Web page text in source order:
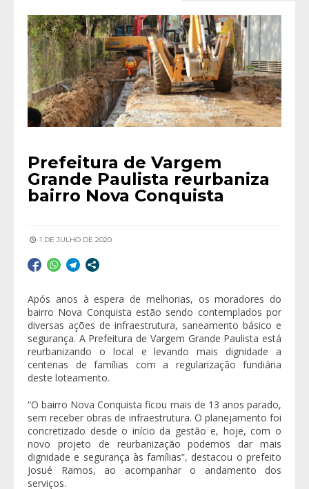
Prefeitura de Vargem
Grande Paulista reurbaniza
bairro Nova Conquista
1 DE JULHO DE 2020
Após anos à espera de melhorias, os moradores do
bairro Nova Conquista estão sendo contemplados por
diversas ações de infraestrutura, saneamento básico e
segurança. A Prefeitura de Vargem Grande Paulista está
reurbanizando o local e levando mais dignidade a
centenas de famílias com a regularização fundiária
deste loteamento.
“O bairro Nova Conquista ficou mais de 13 anos parado,
sem receber obras de infraestrutura. O planejamento foi
concretizado desde o início da gestão e, hoje, com o
novo projeto de reurbanização podemos dar mais
dignidade e segurança às famílias”, destacou o prefeito
Josué Ramos, ao acompanhar o andamento dos
serviços.